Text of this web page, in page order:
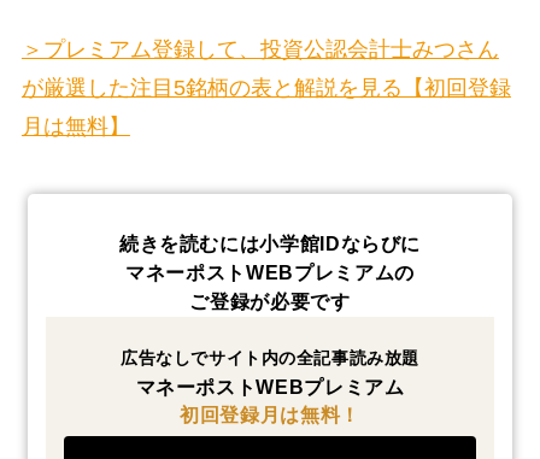
＞プレミアム登録して、投資公認会計士みつさん
が厳選した注目5銘柄の表と解説を見る【初回登録
月は無料】
続きを読むには小学館IDならびに
マネーポストWEBプレミアムの
ご登録が必要です
広告なしでサイト内の全記事読み放題
マネーポストWEBプレミアム
初回登録月は無料！